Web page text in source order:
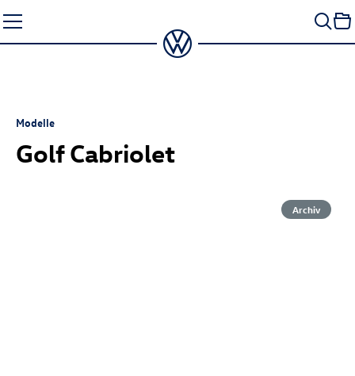
Seiteninhalt
springen
Modelle
Golf Cabriolet
Archiv